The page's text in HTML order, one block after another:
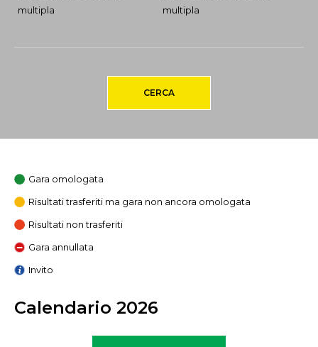
multipla
multipla
CERCA
Gara omologata
Risultati trasferiti ma gara non ancora omologata
Risultati non trasferiti
Gara annullata
Invito
Calendario 2026